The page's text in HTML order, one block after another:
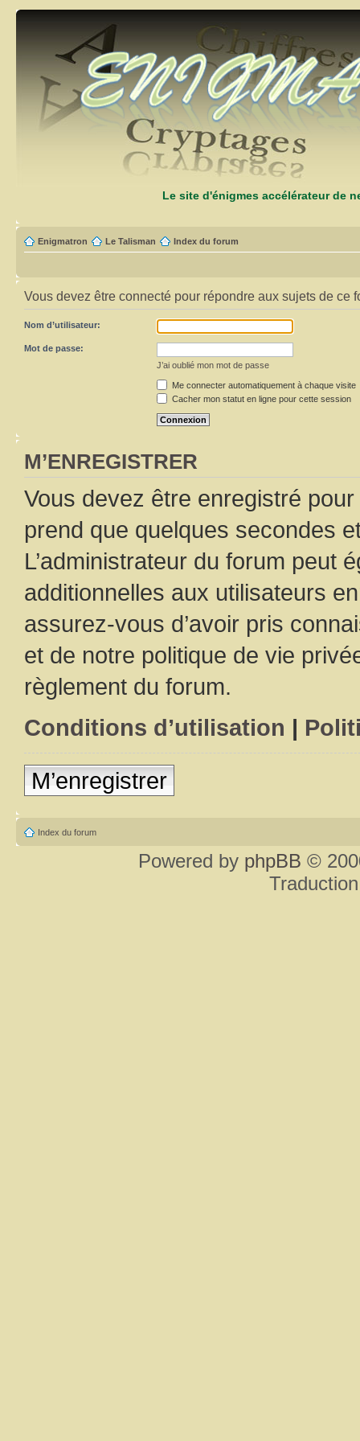
Le site d'énigmes accélérateur de
Enigmatron Le Talisman Index du forum
Vous devez être connecté pour répondre aux sujets de ce
Nom d’utilisateur:
Mot de passe:
J’ai oublié mon mot de passe
Me connecter automatiquement à chaque visite
Cacher mon statut en ligne pour cette session
M’ENREGISTRER
Vous devez être enregistré
prend que quelques secondes
L’administrateur du forum peut
additionnelles aux utilisateurs
assurez-vous d’avoir pris
et de notre politique de vie
règlement du forum.
Conditions d’utilisation |
M’enregistrer
Index du forum
Powered by phpBB ©